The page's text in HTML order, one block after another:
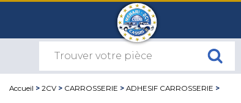
Accueil > 2CV > CARROSSERIE > ADHESIF CARROSSERIE >